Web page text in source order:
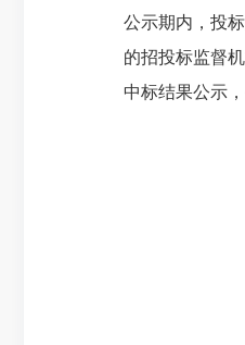
公示期内，投
的招投标监督
中标结果公示